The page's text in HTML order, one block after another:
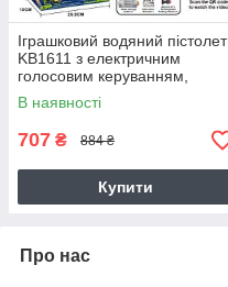
Іграшковий водяний пістолет
KB1611 з електричним
голосовим керуванням,
двоствольним стволом і
розпилювачем полум'я
В наявності
707 ₴ 884 ₴
Купити
Про нас